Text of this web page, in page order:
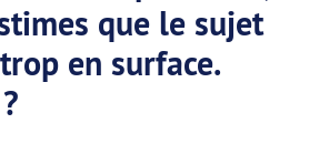
que le sujet
en surface.